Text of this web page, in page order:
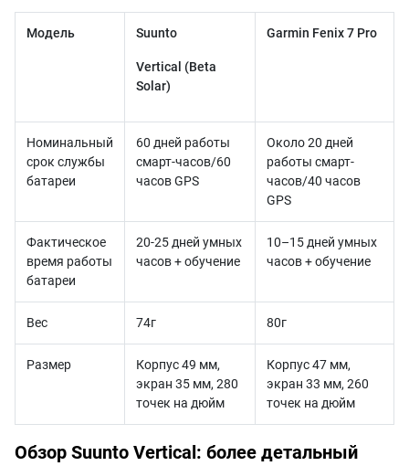
Модель Suunto
Vertical (Beta
Solar)
Garmin Fenix ​​​​7 Pro
Номинальный
срок службы
батареи
60 дней работы
смарт-часов/60
часов GPS
Около 20 дней
работы смарт-
часов/40 часов
GPS
Фактическое
время работы
батареи
20-25 дней умных
часов + обучение
10–15 дней умных
часов + обучение
Вес 74г 80г
Размер
Корпус 49 мм,
экран 35 мм, 280
точек на дюйм
Корпус 47 мм,
экран 33 мм, 260
точек на дюйм
Обзор Suunto Vertical: более детальный